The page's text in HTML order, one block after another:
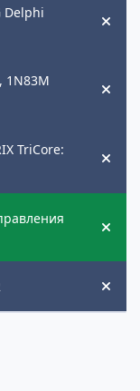
Delphi
Hide
1N83M
Hide
TriCore:
Hide
Hide
Hide